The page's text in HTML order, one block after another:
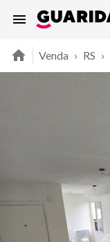
Venda › RS ›